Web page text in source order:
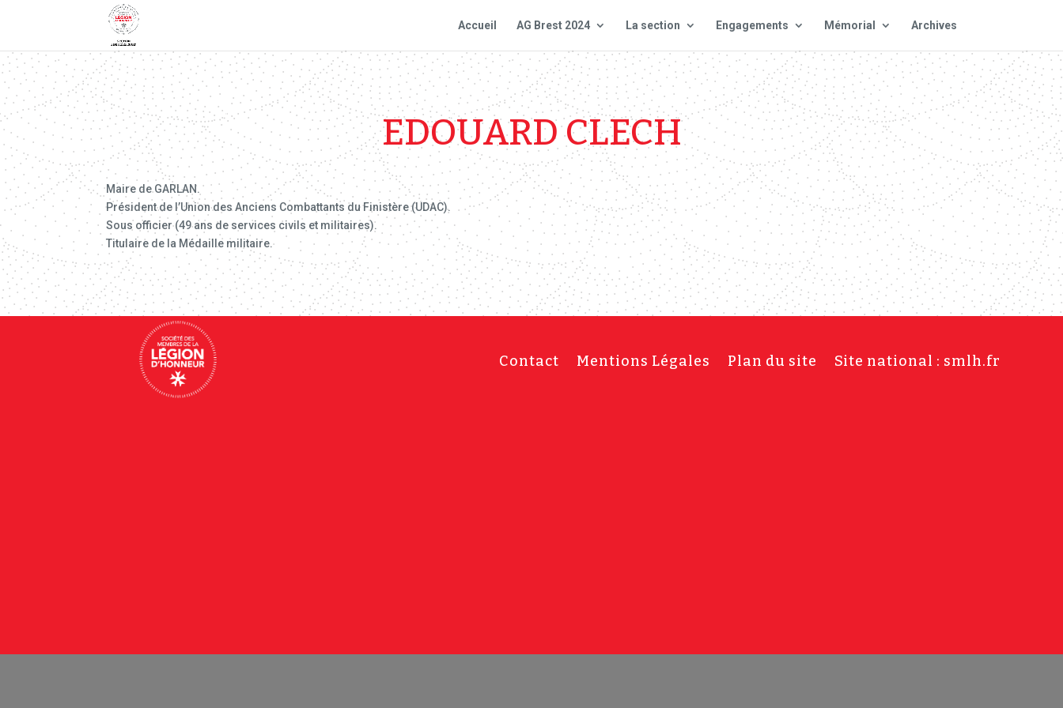
Accueil AG Brest 2024 La section Engagements Mémorial Archives
EDOUARD CLECH
Maire de GARLAN.
Président de l’Union des Anciens Combattants du Finistère (UDAC).
Sous officier (49 ans de services civils et militaires).
Titulaire de la Médaille militaire.
Contact Mentions Légales Plan du site Site national : smlh.fr